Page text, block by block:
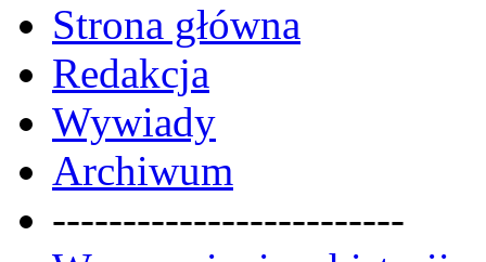
Strona główna
Redakcja
Wywiady
Archiwum
-------------------------